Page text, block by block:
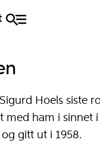
Hoels siste
ham i sinnet
gitt ut i 1958.